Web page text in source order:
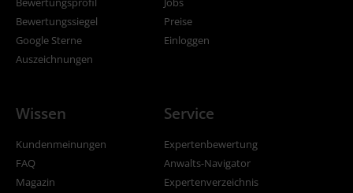
Bewertungssiegel
Google Sterne
Auszeichnungen
Preise
Einloggen
Wissen
Kundenmeinungen
FAQ
Magazin
Service
Expertenbewertung
Anwalts-Navigator
Expertenverzeichnis